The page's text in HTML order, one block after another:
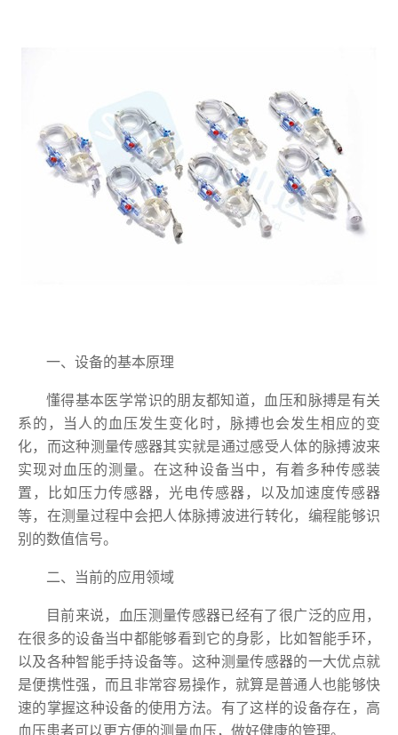
一、设备的基本原理
懂得基本医学常识的朋友都知道，血压和脉搏是有关
系的，当人的血压发生变化时，脉搏也会发生相应的变
化，而这种测量传感器其实就是通过感受人体的脉搏波来
实现对血压的测量。在这种设备当中，有着多种传感装
置，比如压力传感器，光电传感器，以及加速度传感器
等，在测量过程中会把人体脉搏波进行转化，编程能够识
别的数值信号。
二、当前的应用领域
目前来说，血压测量传感器已经有了很广泛的应用，
在很多的设备当中都能够看到它的身影，比如智能手环，
以及各种智能手持设备等。这种测量传感器的一大优点就
是便携性强，而且非常容易操作，就算是普通人也能够快
速的掌握这种设备的使用方法。有了这样的设备存在，高
血压患者可以更方便的测量血压，做好健康的管理。